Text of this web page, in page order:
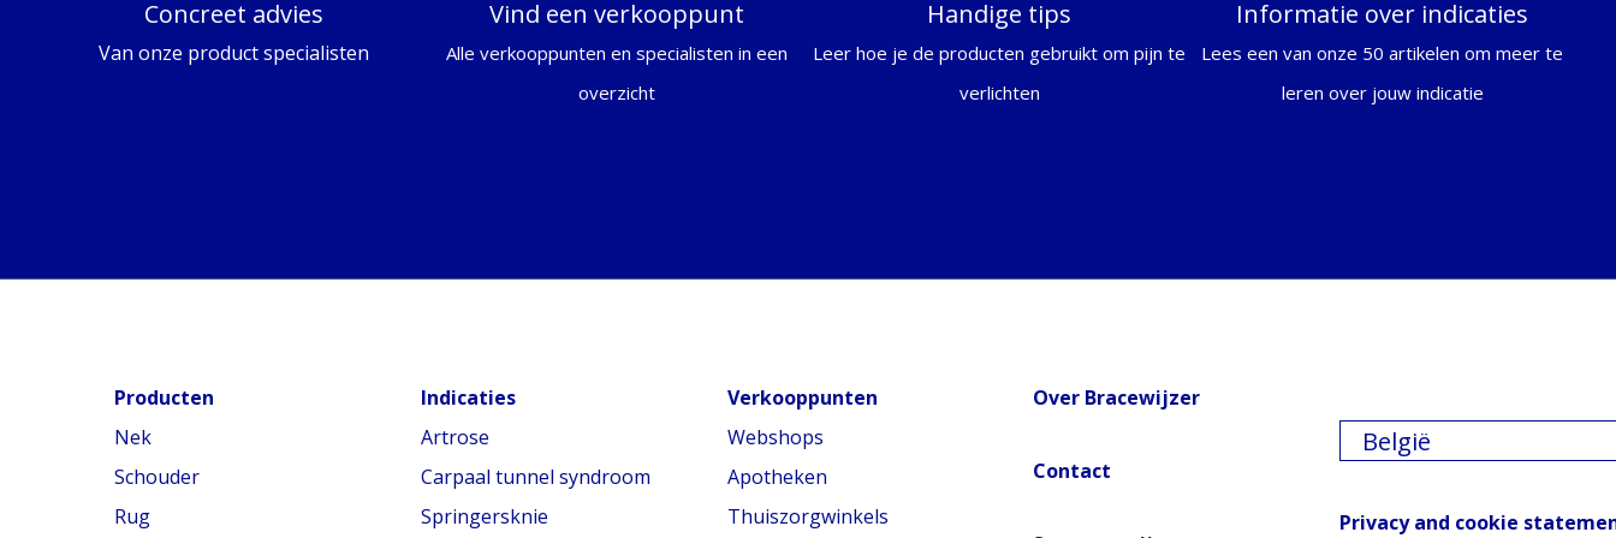
Concreet advies
Van onze product specialisten
Vind een verkooppunt
Alle verkooppunten en specialisten in een
overzicht
Handige tips
Leer hoe je de producten gebruikt om pijn te
verlichten
Informatie over indicaties
Lees een van onze 50 artikelen om meer te
leren over jouw indicatie
Producten
Nek
Schouder
Rug
Indicaties
Artrose
Carpaal tunnel syndroom
Springersknie
Verkooppunten
Webshops
Apotheken
Thuiszorgwinkels
Over Bracewijzer
Contact
België
Privacy and cookie